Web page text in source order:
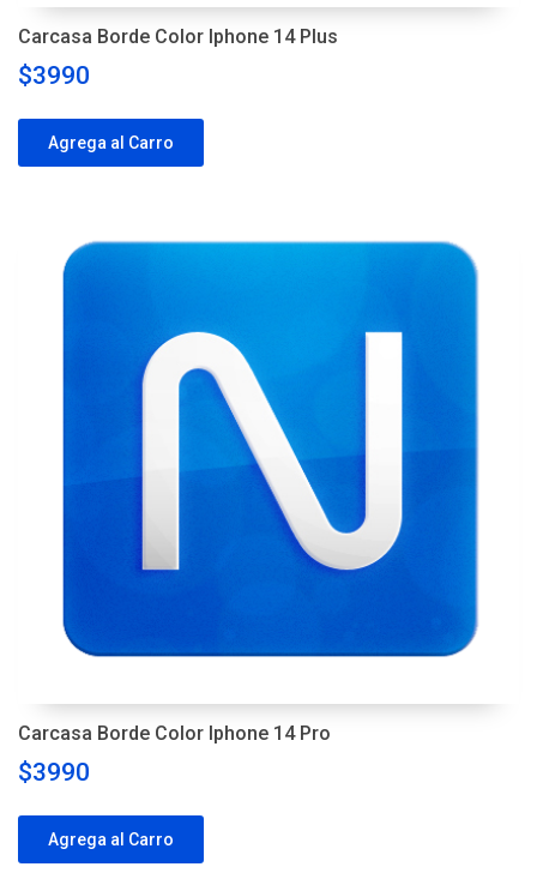
Carcasa Borde Color Iphone 14 Plus
$3990
Agrega al Carro
Carcasa Borde Color Iphone 14 Pro
$3990
Agrega al Carro